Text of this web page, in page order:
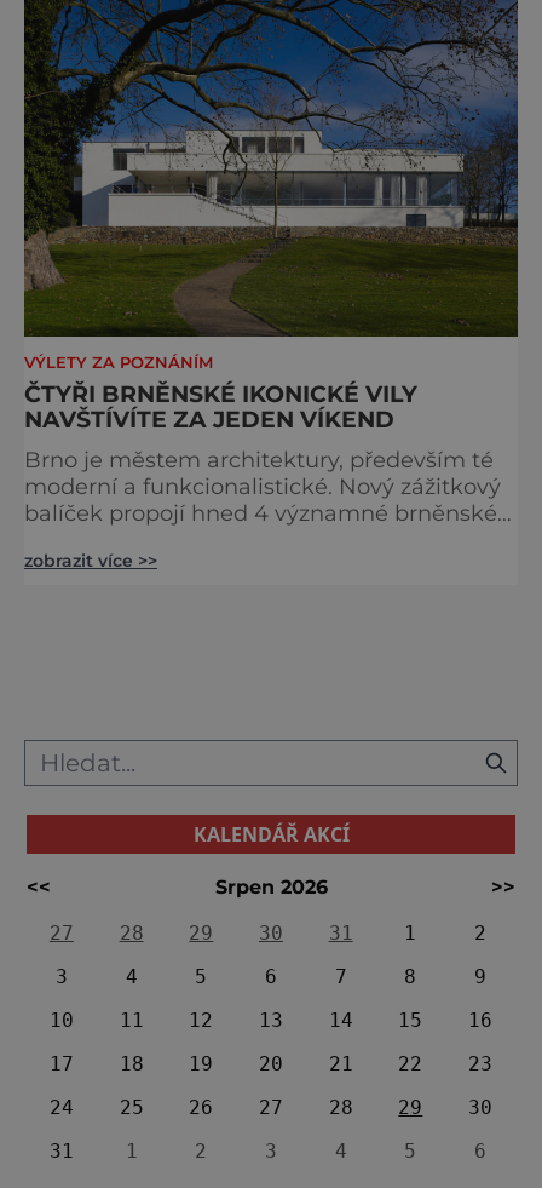
VÝLETY ZA POZNÁNÍM
ČTYŘI BRNĚNSKÉ IKONICKÉ VILY
NAVŠTÍVÍTE ZA JEDEN VÍKEND
Brno je městem architektury, především té
moderní a funkcionalistické. Nový zážitkový
balíček propojí hned 4 významné brněnské
prohlídku největšího lákadla, Vily Tugendhat,
zobrazit více >>
KALENDÁŘ AKCÍ
<< Srpen 2026
>>
27
28 29 30 31 1
2
3
4 5 6 7 8
9
10
11 12 13 14 15
16
17
18 19 20 21 22
23
24
25 26 27 28 29
30
31
1 2 3 4 5 6